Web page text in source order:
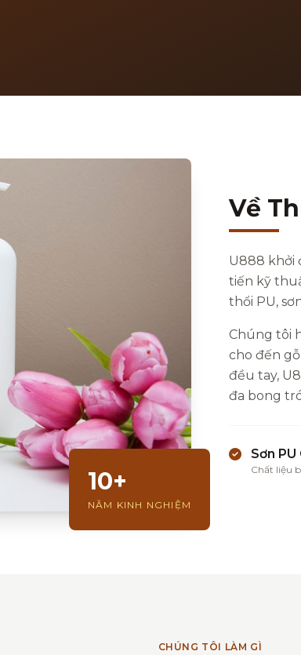
10+
NĂM KINH NGHIỆM
Về
U888 khởi
tiến kỹ
thổi PU,
Chúng tôi
cho đến
đều tay,
đa bong
Sơn PU
Chất liệu
CHÚNG TÔI LÀM GÌ